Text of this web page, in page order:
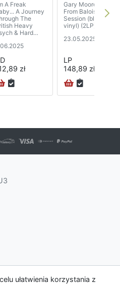
ułatwienia korzystania z
A Freak
A Journey
The
Heavy
& Hard
zł
Gary Moore Live -
From Baloise
Session (blue
vinyl) (2LP)
23.05.2025
LP
148,89 zł